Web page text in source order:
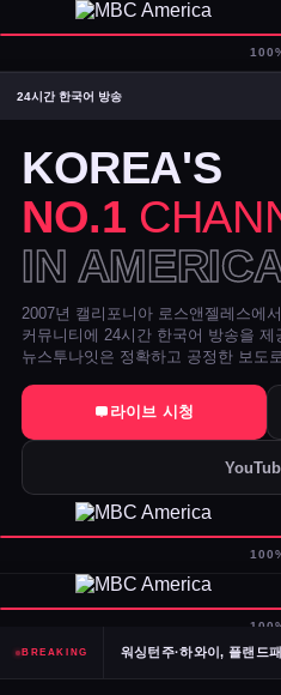
KOREA'S
NO.1
IN
2007년 캘리포니아 로스앤젤레스에
커뮤니티에 24시간 한국어 방송을
뉴스투나잇은 정확하고 공정한 보도
라이브 시청
MBC
ON AIR — LIVE
24시간 한국어 방송
BREAKING
트럼프 DOJ 반무기화 기
美 시카고·신시내티 등
전직 검사 연방 기소 — 잭
SpaceX·OpenAI, IPO
Meta, 전체 인력 10% 감
워싱턴주·하와이, 플랜드